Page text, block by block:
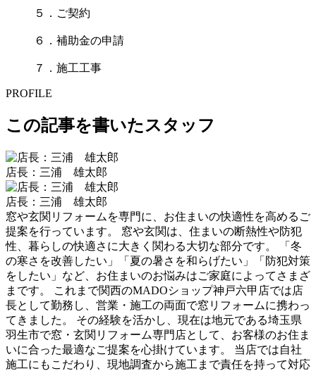
５．ご契約
６．補助金の申請
７．施工工事
PROFILE
この記事を書いたスタッフ
店長：三浦 雄太郎
店長：三浦 雄太郎
窓や玄関リフォームを専門に、お住まいの快適性を高めるご
提案を行っています。 窓や玄関は、住まいの断熱性や防犯
性、暮らしの快適さに大きく関わる大切な部分です。 「冬
の寒さを改善したい」「夏の暑さを和らげたい」「防犯対策
をしたい」など、お住まいのお悩みはご家庭によってさまざ
まです。 これまで関西のMADOショップ神戸六甲店では店
長として勤務し、営業・施工の両面で窓リフォームに携わっ
てきました。 その経験を活かし、現在は地元である埼玉県
羽生市で窓・玄関リフォーム専門店として、お客様のお住ま
いに合った最適なご提案を心掛けています。 当店では自社
施工にもこだわり、現地調査から施工まで責任を持って対応